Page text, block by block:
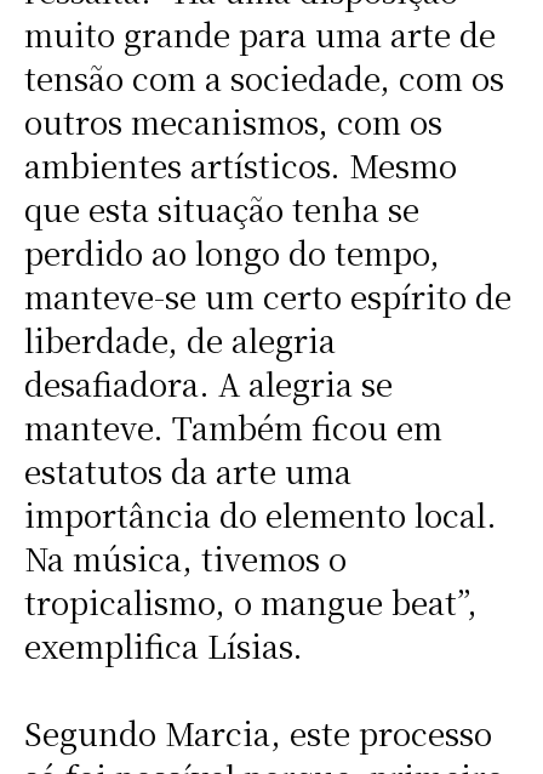
muito grande para uma arte de
tensão com a sociedade, com os
outros mecanismos, com os
ambientes artísticos. Mesmo
que esta situação tenha se
perdido ao longo do tempo,
manteve-se um certo espírito de
liberdade, de alegria
desafiadora. A alegria se
manteve. Também ficou em
estatutos da arte uma
importância do elemento local.
Na música, tivemos o
tropicalismo, o mangue beat”,
exemplifica Lísias.
Segundo Marcia, este processo